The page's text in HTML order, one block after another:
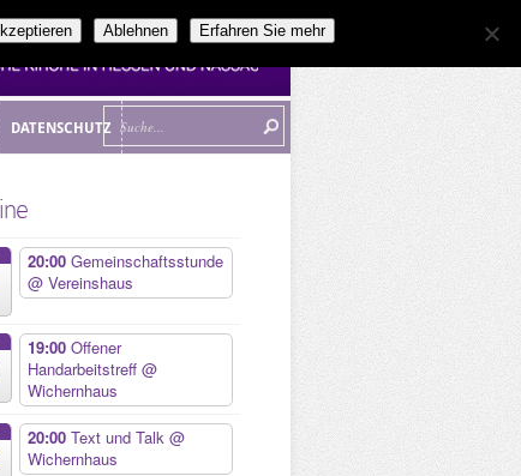
DATENSCHUTZ
20:00 Gemeinschaftsstunde
@ Vereinshaus
19:00 Offener
Handarbeitstreff @
Wichernhaus
20:00 Text und Talk @
Wichernhaus
Ablehnen Erfahren Sie mehr